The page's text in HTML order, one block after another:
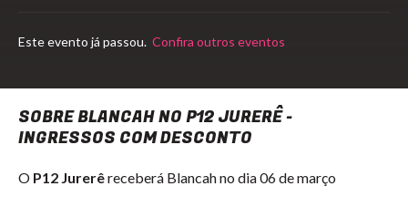
Este evento já passou. Confira outros eventos
SOBRE BLANCAH NO P12 JURERÊ -
INGRESSOS COM DESCONTO
O P12 Jurerêreceberá Blancah no dia 06 de março